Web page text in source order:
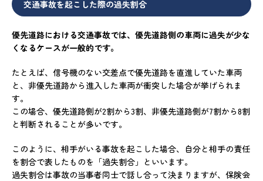
交通事故を起こした際の過失割合
優先道路における交通事故では、優先道路側の車両に過失が少な
くなるケースが一般的です。
たとえば、信号機のない交差点で優先道路を直進していた車両
と、非優先道路から進入した車両が衝突した場合が挙げられま
す。
この場合、優先道路側が2割から3割、非優先道路側が7割から8割
と判断されることが多いです。
このように、相手がいる事故を起こした場合、自分と相手の責任
を割合で表したものを「過失割合」といいます。
過失割合は事故の当事者同士で話し合って決まりますが、保険会